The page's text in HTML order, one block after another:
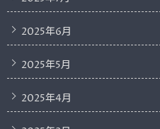
2025年6月
2025年5月
2025年4月